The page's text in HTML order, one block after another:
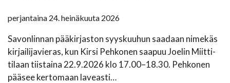
perjantaina 24. heinäkuuta 2026
Savonlinnan pääkirjaston syyskuuhun saadaan nimekäs
kirjailijavieras, kun Kirsi Pehkonen saapuu Joelin Miitti-
tilaan tiistaina 22.9.2026 klo 17.00–18.30. Pehkonen
pääsee kertomaan laveasti…